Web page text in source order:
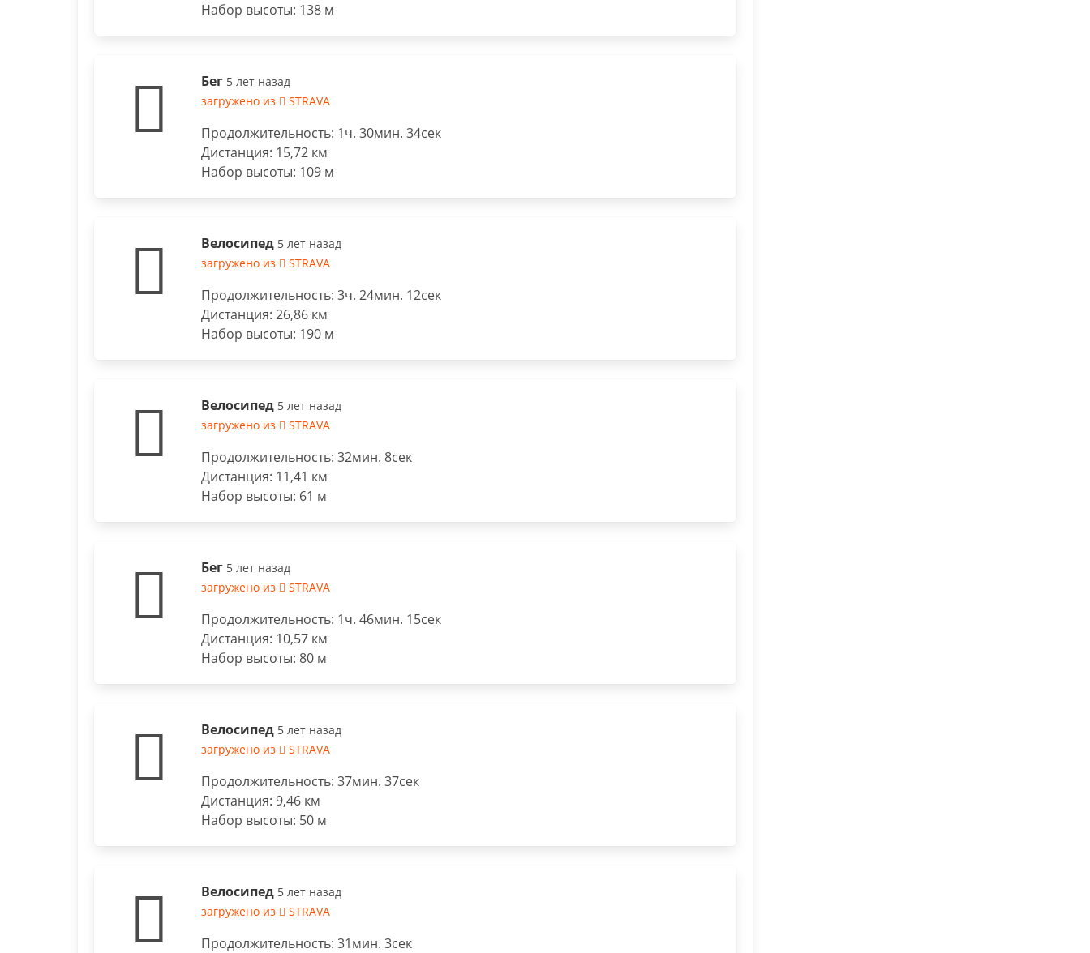
Набор высоты: 138 м
Бег 5 лет назад
загружено из
STRAVA
Продолжительность: 1ч. 30мин. 34сек
Дистанция: 15,72 км
Набор высоты: 109 м
Велосипед 5 лет назад
загружено из
STRAVA
Продолжительность: 3ч. 24мин. 12сек
Дистанция: 26,86 км
Набор высоты: 190 м
Велосипед 5 лет назад
загружено из
STRAVA
Продолжительность: 32мин. 8сек
Дистанция: 11,41 км
Набор высоты: 61 м
Бег 5 лет назад
загружено из
STRAVA
Продолжительность: 1ч. 46мин. 15сек
Дистанция: 10,57 км
Набор высоты: 80 м
Велосипед 5 лет назад
загружено из
STRAVA
Продолжительность: 37мин. 37сек
Дистанция: 9,46 км
Набор высоты: 50 м
Велосипед 5 лет назад
загружено из
STRAVA
Продолжительность: 31мин. 3сек